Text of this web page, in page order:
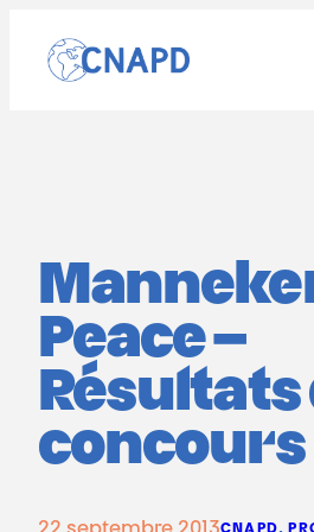
contenu
Peace –
Résultats
concours